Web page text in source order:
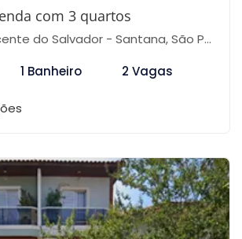
com 3 quartos
do Salvador - Santana, São Paulo-SP
1 Banheiro 2 Vagas